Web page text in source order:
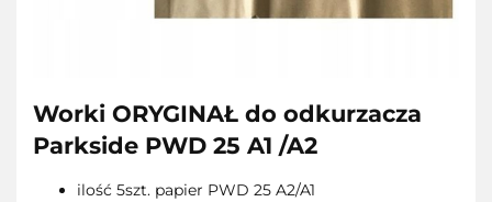
Worki ORYGINAŁ do odkurzacza
Parkside PWD 25 A1 /A2
ilość 5szt. papier PWD 25 A2/A1